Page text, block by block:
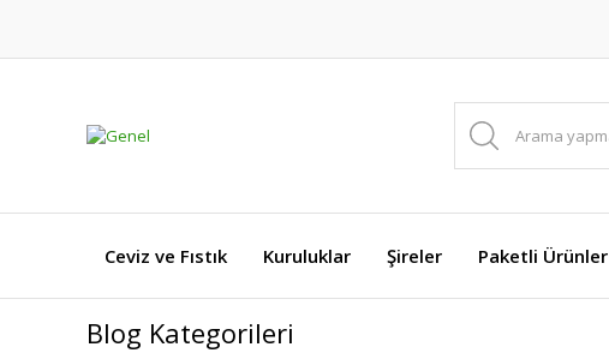
Ceviz ve Fıstık Kuruluklar Şireler Paketli Ürünler
Blog Kategorileri